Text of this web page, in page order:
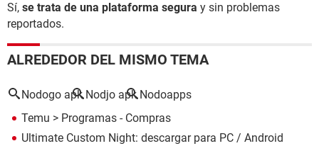
Sí, se trata de una plataforma segura y sin problemas
reportados.
ALREDEDOR DEL MISMO TEMA
Nodogo apk Nodjo apk Nodoapps
Temu > Programas - Compras
Ultimate Custom Night: descargar para PC / Android